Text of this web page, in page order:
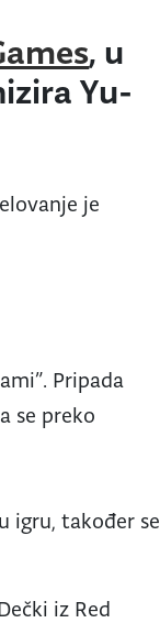
, u
Yu-
je
Pripada
se preko
igru, također se
iz Red